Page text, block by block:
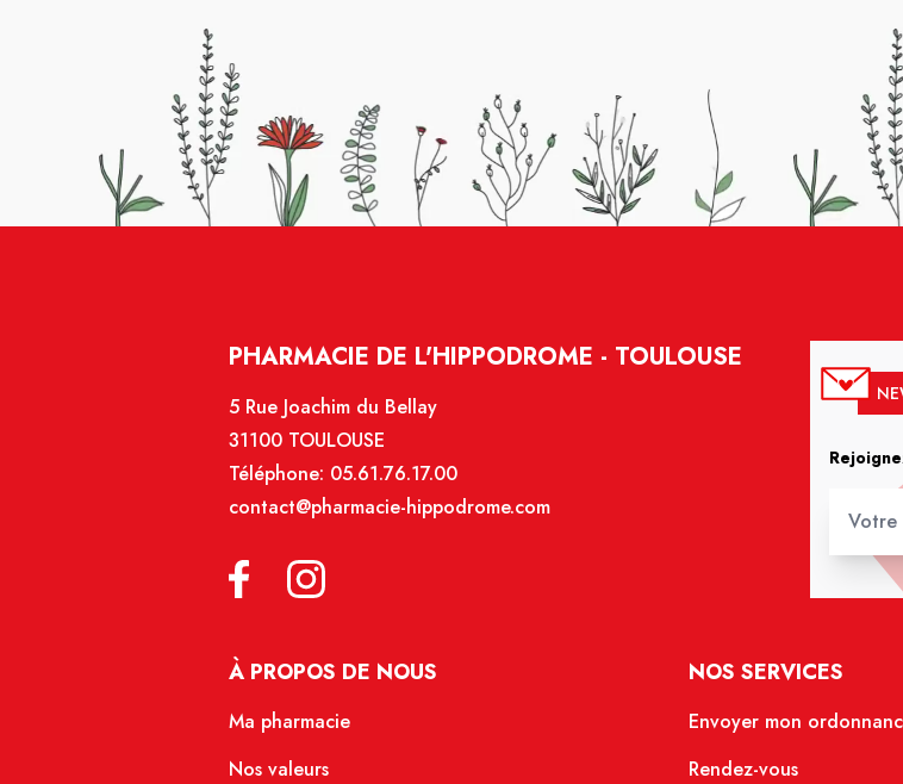
PHARMACIE DE L'HIPPODROME - TOULOUSE
5 Rue Joachim du Bellay
31100 TOULOUSE
Téléphone: 05.61.76.17.00
contact@pharmacie-hippodrome.com
À PROPOS DE NOUS
Ma pharmacie
Nos valeurs
NOS SERVICES
Envoyer mon
Rendez-vous